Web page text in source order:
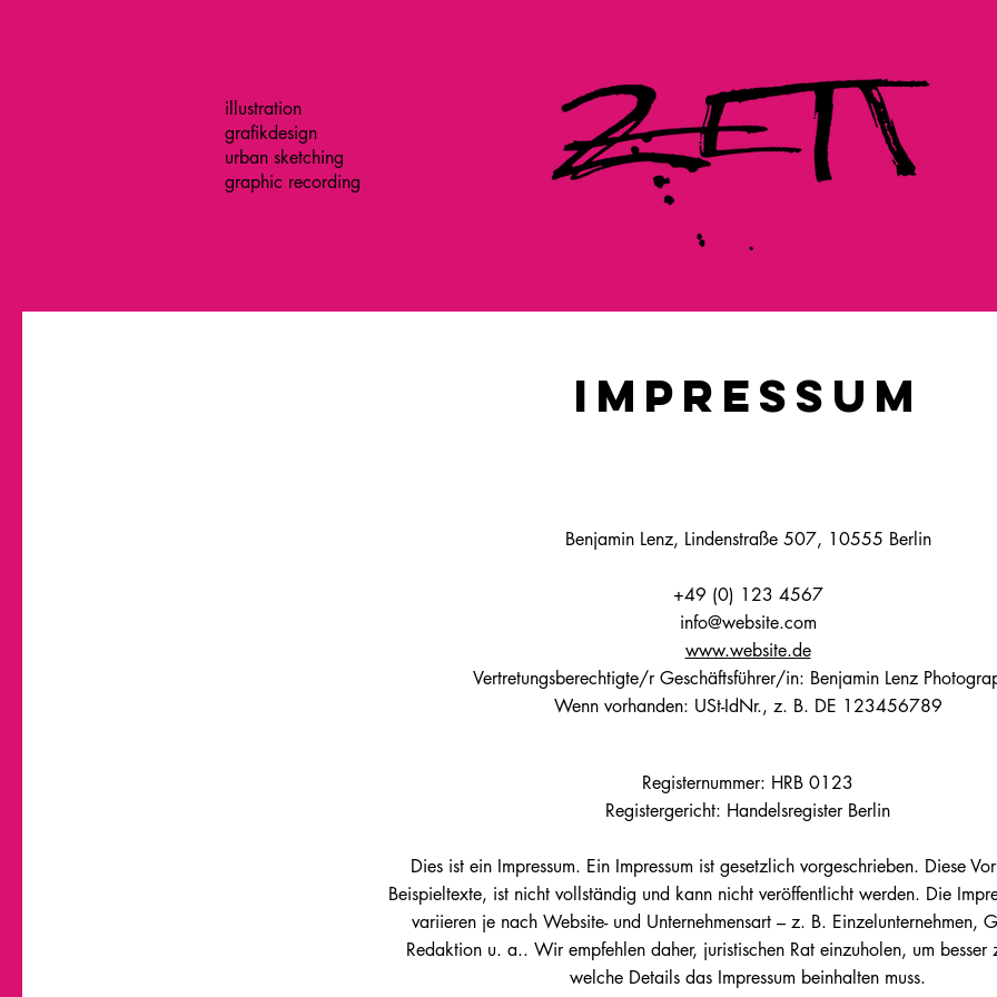
illustration
grafikdesign
urban sketching
graphic recording
IMPRESSUM
Benjamin Lenz, Lindenstraße 507, 10555 Berlin
+49 (0) 123 4567
info@website.com
www.website.de
Vertretungsberechtigte/r Geschäftsführer/in: Benjamin Lenz
Wenn vorhanden: USt-IdNr., z. B. DE 123456789
Registernummer: HRB 0123
Registergericht: Handelsregister Berlin
Dies ist ein Impressum. Ein Impressum ist gesetzlich vorgeschrieben. Diese
Beispieltexte, ist nicht vollständig und kann nicht veröffentlicht werden. Die
variieren je nach Website- und Unternehmensart – z. B. Einzelunternehmen,
Redaktion u. a.. Wir empfehlen daher, juristischen Rat einzuholen, um besser
welche Details das Impressum beinhalten muss.